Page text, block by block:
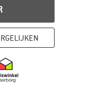
hier de
hier! Opent in